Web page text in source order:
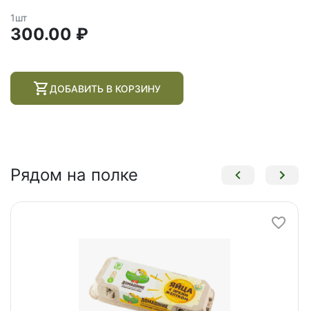
1шт
300.00 ₽
ДОБАВИТЬ В КОРЗИНУ
Рядом на полке